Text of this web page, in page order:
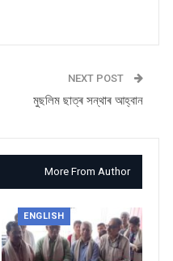
NEXT POST
মুছলিম ছাত্ৰ সন্থাৰ আহ্বান
More From Author
ENGLISH